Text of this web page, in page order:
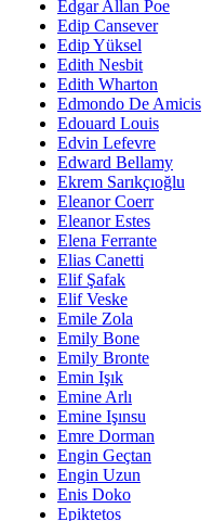
Edgar Allan Poe
Edip Cansever
Edip Yüksel
Edith Nesbit
Edith Wharton
Edmondo De Amicis
Edouard Louis
Edvin Lefevre
Edward Bellamy
Ekrem Sarıkçıoğlu
Eleanor Coerr
Eleanor Estes
Elena Ferrante
Elias Canetti
Elif Şafak
Elif Veske
Emile Zola
Emily Bone
Emily Bronte
Emin Işık
Emine Arlı
Emine Işınsu
Emre Dorman
Engin Geçtan
Engin Uzun
Enis Doko
Epiktetos